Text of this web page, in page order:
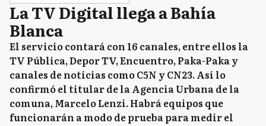
La TV Digital llega a Bahía
Blanca
El servicio contará con 16 canales, entre ellos la
TV Pública, Depor TV, Encuentro, Paka-Paka y
canales de noticias como C5N y CN23. Así lo
confirmó el titular de la Agencia Urbana de la
comuna, Marcelo Lenzi. Habrá equipos que
funcionarán a modo de prueba para medir el